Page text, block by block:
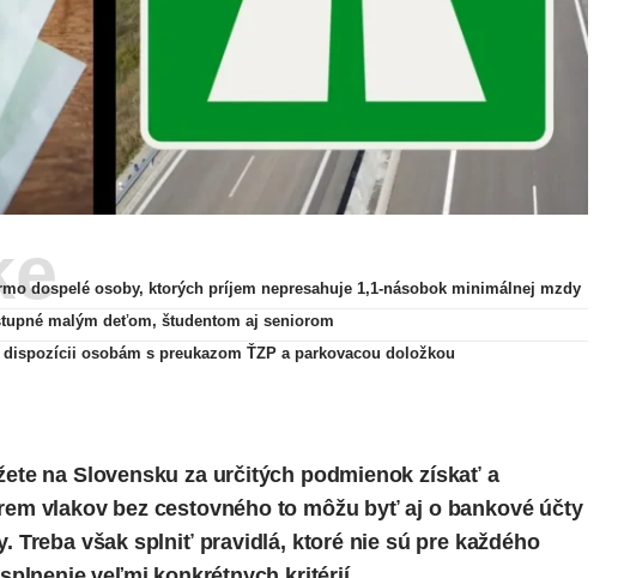
dospelé osoby, ktorých príjem nepresahuje 1,1-násobok minimálnej mzdy
malým deťom, študentom aj seniorom
osobám s preukazom ŤZP a parkovacou doložkou
na Slovensku za určitých podmienok získať a
vlakov bez cestovného to môžu byť aj o bankové účty
Treba však splniť pravidlá, ktoré nie sú pre každého